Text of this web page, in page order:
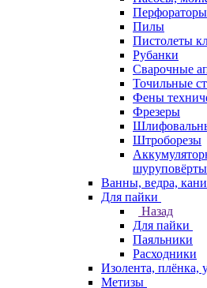
Перфораторы
Пилы
Пистолеты
Рубанки
Сварочные
Точильные
Фены
Фрезеры
Штроборезы
шуруповёрты
Ванны, ведра,
Для пайки
Назад
Для пайки
Паяльники
Расходники
Изолента, плёнка,
Метизы